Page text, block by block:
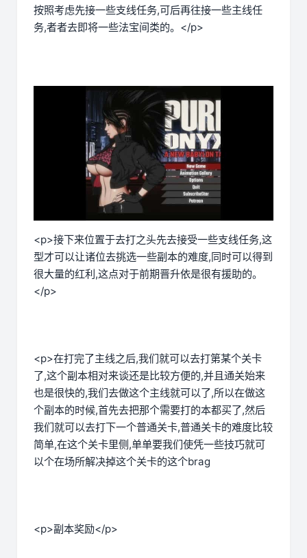
按照考虑先接一些支线任务,可后再往接一些主线任
务,者者去即将一些法宝间类的。</p>
<p>接下来位置于去打之头先去接受一些支线任务,这
型才可以让诸位去挑选一些副本的难度,同时可以得到
很大量的红利,这点对于前期晋升依是很有援助的。
</p>
<p>在打完了主线之后,我们就可以去打第某个关卡
了,这个副本相对来谈还是比较方便的,并且通关始来
也是很快的,我们去做这个主线就可以了,所以在做这
个副本的时候,首先去把那个需要打的本都买了,然后
我们就可以去打下一个普通关卡,普通关卡的难度比较
简单,在这个关卡里侧,单单要我们使凭一些技巧就可
以个在场所解决掉这个关卡的这个brag
<p>副本奖励</p>